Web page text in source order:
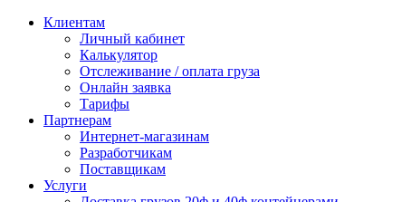
Клиентам
Личный кабинет
Калькулятор
Отслеживание / оплата груза
Онлайн заявка
Тарифы
Партнерам
Интернет-магазинам
Разработчикам
Поставщикам
Услуги